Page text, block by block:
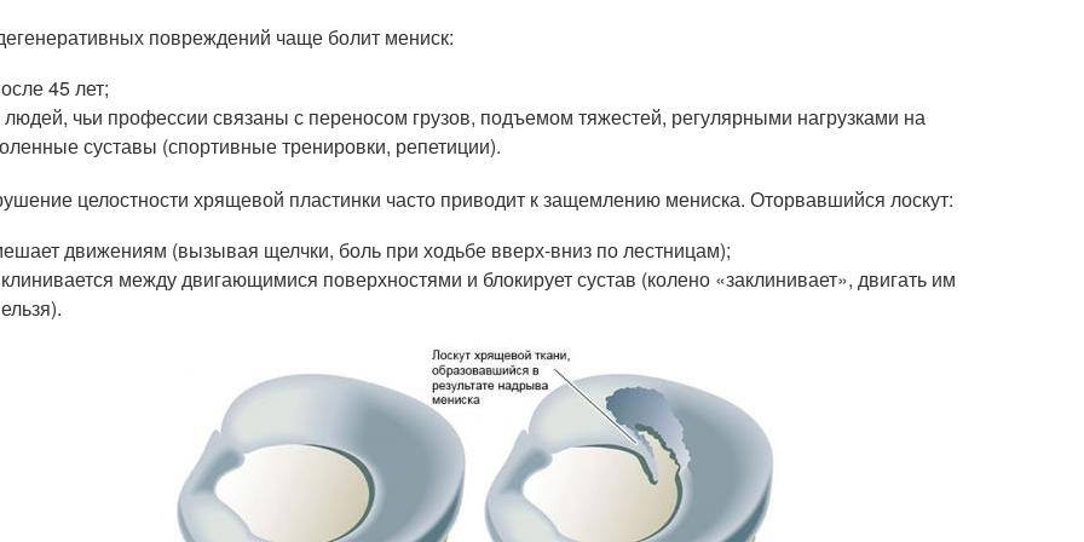
повреждений чаще болит мениск:
45 лет;
людей, чьи профессии связаны с переносом грузов, подъемом тяжестей, регулярными нагрузками на
суставы (спортивные тренировки, репетиции).
целостности хрящевой пластинки часто приводит к защемлению мениска. Оторвавшийся лоскут:
движениям (вызывая щелчки, боль при ходьбе вверх-вниз по лестницам);
между двигающимися поверхностями и блокирует сустав (колено «заклинивает», двигать им